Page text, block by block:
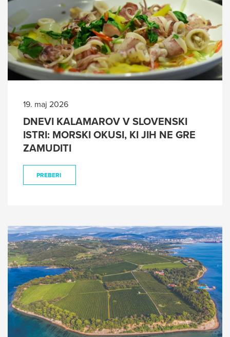
19. maj 2026
DNEVI KALAMAROV V SLOVENSKI
ISTRI: MORSKI OKUSI, KI JIH NE GRE
ZAMUDITI
PREBERI